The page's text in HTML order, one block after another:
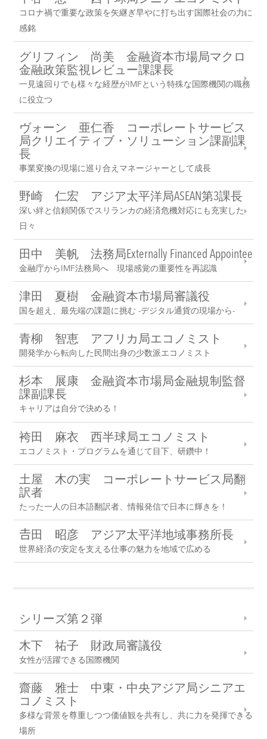
コロナ禍で重要な政策を矢継ぎ早やに打ち出す国際社会の力に
感銘
グリフィン 尚美 金融資本市場局マクロ
金融政策監視レビュー課課長
一見遠回りでも様々な経歴がIMFという特殊な国際機関の職務
に役立つ
ヴォーン 亜仁香 コーポレートサービス
局クリエイティブ・ソリューション課副課
長
事業変換の現場に巡り合えマネージャーとして成長
野崎 仁宏 アジア太平洋局ASEAN第3課長
深い絆と信頼関係でスリランカの経済危機対応にも充実した
日々
田中 美帆 法務局Externally Financed Appointee
金融庁からIMF法務局へ 現場感覚の重要性を再認識
津田 夏樹 金融資本市場局審議役
国を超え、最先端の課題に挑む -デジタル通貨の現場から-
青柳 智恵 アフリカ局エコノミスト
開発学から転向した民間出身の少数派エコノミスト
杉本 展康 金融資本市場局金融規制監督
課副課長
キャリアは自分で決める！
袴田 麻衣 西半球局エコノミスト
エコノミスト・プログラムを通じて目下、研鑽中！
土屋 木の実 コーポレートサービス局翻
訳者
たった一人の日本語翻訳者、情報発信で日本に輝きを！
𠮷田 昭彦 アジア太平洋地域事務所長
世界経済の安定を支える仕事の魅力を地域で広める
シリーズ第２弾
木下 祐子 財政局審議役
女性が活躍できる国際機関
齋藤 雅士 中東・中央アジア局シニアエ
コノミスト
多様な背景を尊重しつつ価値観を共有し、共に力を発揮できる
場所